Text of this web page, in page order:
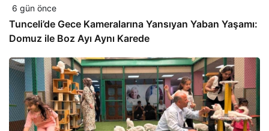
6 gün önce
Tunceli’de Gece Kameralarına Yansıyan Yaban Yaşamı:
Domuz ile Boz Ayı Aynı Karede